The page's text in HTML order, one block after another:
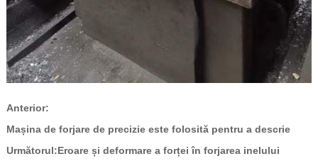
Anterior:
Mașina de forjare de precizie este folosită pentru a descrie
Următorul:Eroare și deformare a forței în forjarea inelului